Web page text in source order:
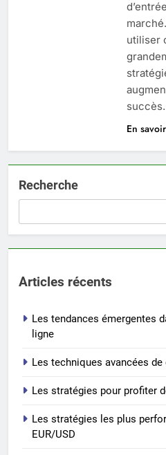
utiliser
En
Recherche
Articles récents
Les tendances émergentes
ligne
Les techniques avancées
Les stratégies pour profiter
Les stratégies les plus
EUR/USD